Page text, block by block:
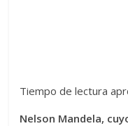
Tiempo de lectura
Nelson Mandela,